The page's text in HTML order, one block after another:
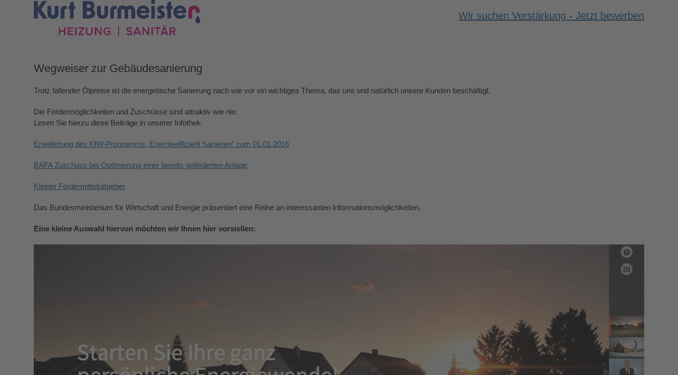
Wir suchen Verstärkung - Jetzt bewerben
Wegweiser zur Gebäudesanierung
Trotz fallender Ölpreise ist die energetische Sanierung nach wie vor ein wichtiges Thema, das uns und natürlich unsere Kunden beschäftigt.
Die Fördermöglichkeiten und Zuschüsse sind attraktiv wie nie.
Lesen Sie hierzu diese Beiträge in unserer Infothek:
Erweiterung des KfW-Programms „Energieeffizient Sanieren“ zum 01.01.2016
BAFA Zuschuss bei Optimierung einer bereits geförderten Anlage
Kleiner Fördermittelratgeber
Das Bundesministerium für Wirtschaft und Energie präsentiert eine Reihe an interessanten Informationsmöglichkeiten.
Eine kleine Auswahl hiervon möchten wir Ihnen hier vorstellen: